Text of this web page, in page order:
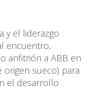
y el liderazgo
encuentro,
anfitrión a ABB en
origen sueco) para
el desarrollo